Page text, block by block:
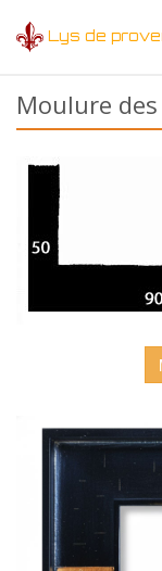
Lys de
Moulure